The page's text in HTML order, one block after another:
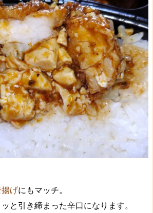
げにもマッチ。
と引き締まった辛口になります。